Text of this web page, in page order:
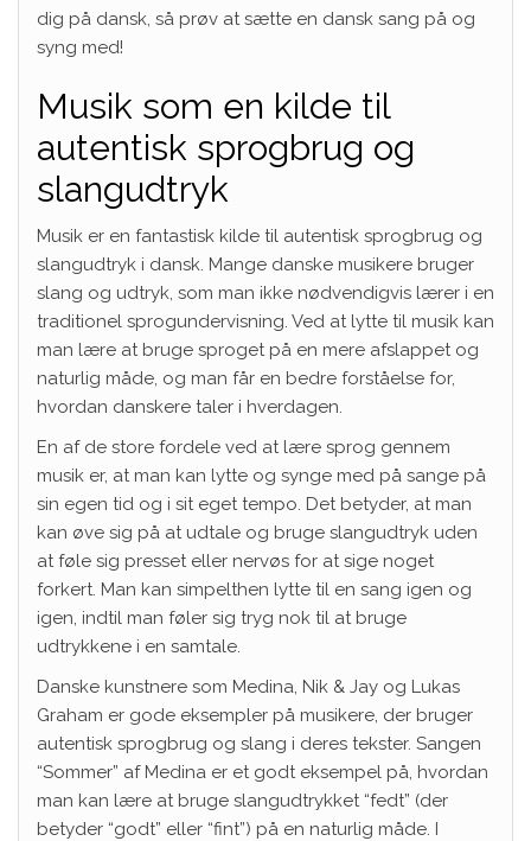
dig på dansk, så prøv at sætte en dansk sang på og
syng med!
Musik som en kilde til
autentisk sprogbrug og
slangudtryk
Musik er en fantastisk kilde til autentisk sprogbrug og
slangudtryk i dansk. Mange danske musikere bruger
slang og udtryk, som man ikke nødvendigvis lærer i en
traditionel sprogundervisning. Ved at lytte til musik kan
man lære at bruge sproget på en mere afslappet og
naturlig måde, og man får en bedre forståelse for,
hvordan danskere taler i hverdagen.
En af de store fordele ved at lære sprog gennem
musik er, at man kan lytte og synge med på sange på
sin egen tid og i sit eget tempo. Det betyder, at man
kan øve sig på at udtale og bruge slangudtryk uden
at føle sig presset eller nervøs for at sige noget
forkert. Man kan simpelthen lytte til en sang igen og
igen, indtil man føler sig tryg nok til at bruge
udtrykkene i en samtale.
Danske kunstnere som Medina, Nik & Jay og Lukas
Graham er gode eksempler på musikere, der bruger
autentisk sprogbrug og slang i deres tekster. Sangen
“Sommer” af Medina er et godt eksempel på, hvordan
man kan lære at bruge slangudtrykket “fedt” (der
betyder “godt” eller “fint”) på en naturlig måde. I